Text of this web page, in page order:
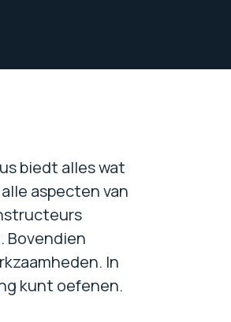
biedt alles wat
aspecten van
Bovendien
In
kunt oefenen.